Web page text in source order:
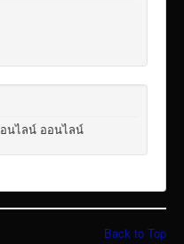
นไลน์ ออนไลน์
Back to Top